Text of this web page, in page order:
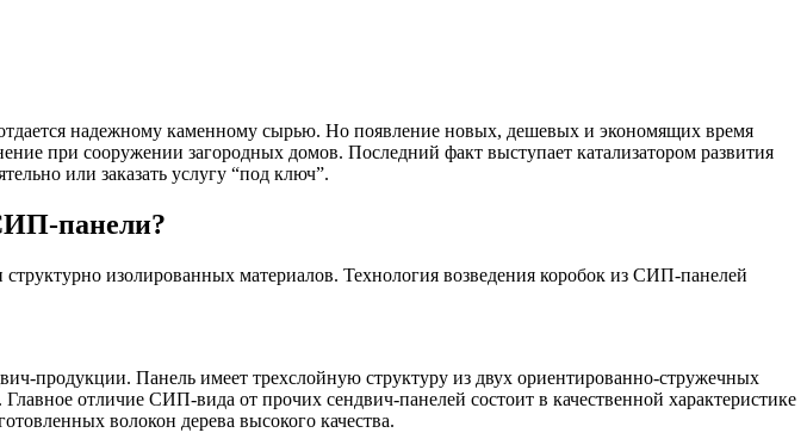
надежному каменному сырью. Но появление новых, дешевых и экономящих время
при сооружении загородных домов. Последний факт выступает катализатором развития
или заказать услугу “под ключ”.
панели?
изолированных материалов. Технология возведения коробок из СИП-панелей
продукции. Панель имеет трехслойную структуру из двух ориентированно-стружечных
отличие СИП-вида от прочих сендвич-панелей состоит в качественной характеристике
волокон дерева высокого качества.